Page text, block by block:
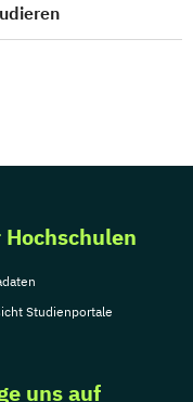
Hochschulen
Studienportale
uns auf